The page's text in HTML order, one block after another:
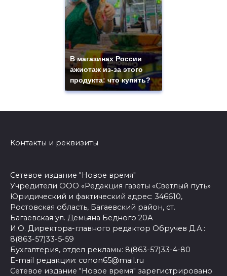
В магазинах России
ажиотаж из-за этого
продукта: что купить?
Контакты и реквизиты
Сетевое издание "Новое время"
Учредители ООО «Редакция газеты «Светлый путь»
Юридический и фактический адрес: 346610,
Ростовская область, Багаевский район, ст.
Багаевская ул. Демьяна Бедного 20А
И.О. Директора-главного редактор Обручев Д.А.:
8(863-57)33-5-59
Бухгалтерия, отдел рекламы: 8(863-57)33-4-80
E-mail редакции: conon65@mail.ru
Сетевое издание "Новое время" зарегистрировано